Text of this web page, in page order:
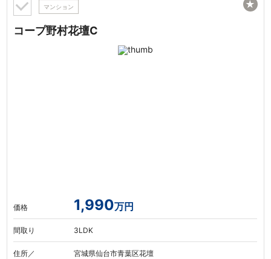
マンション
コープ野村花壇C
価格 1,990万円
間取り 3LDK
住所／
宮城県仙台市青葉区花壇
★